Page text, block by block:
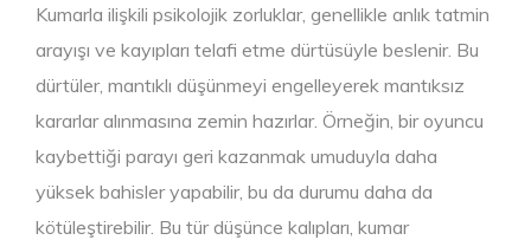
Kumarla ilişkili psikolojik zorluklar, genellikle anlık tatmin
arayışı ve kayıpları telafi etme dürtüsüyle beslenir. Bu
dürtüler, mantıklı düşünmeyi engelleyerek mantıksız
kararlar alınmasına zemin hazırlar. Örneğin, bir oyuncu
kaybettiği parayı geri kazanmak umuduyla daha
yüksek bahisler yapabilir, bu da durumu daha da
kötüleştirebilir. Bu tür düşünce kalıpları, kumar